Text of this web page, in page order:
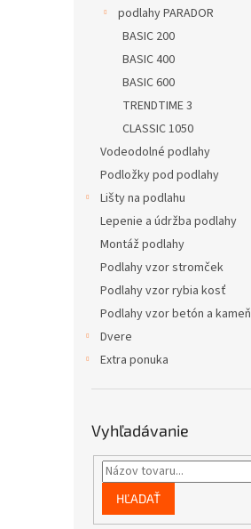
podlahy PARADOR
BASIC 200
BASIC 400
BASIC 600
TRENDTIME 3
CLASSIC 1050
Vodeodolné podlahy
Podložky pod podlahy
Lišty na podlahu
Lepenie a údržba podlahy
Montáž podlahy
Podlahy vzor stromček
Podlahy vzor rybia kosť
Podlahy vzor betón a kameň
Dvere
Extra ponuka
Vyhľadávanie
HĽADAŤ